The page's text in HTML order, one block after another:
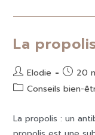
La
Elodie
20
Conseils bien-
La propolis : un